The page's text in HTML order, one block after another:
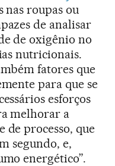
nas roupas ou
de analisar
de oxigênio no
nutricionais.
fatores que
para que se
esforços
melhorar a
de processo, que
segundo, e,
energético”.